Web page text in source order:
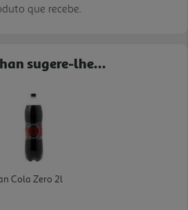
que recebe.
sugere-lhe...
Cola Zero 2l